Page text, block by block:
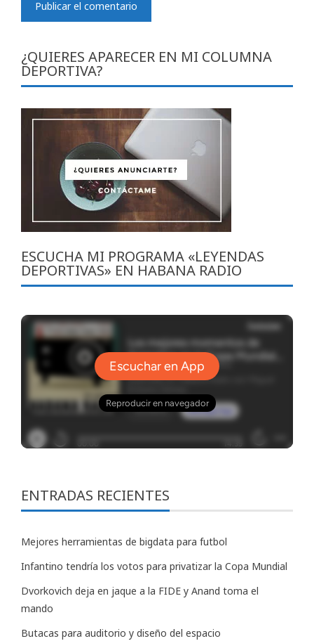
¿QUIERES APARECER EN MI COLUMNA
DEPORTIVA?
ESCUCHA MI PROGRAMA «LEYENDAS
DEPORTIVAS» EN HABANA RADIO
ENTRADAS RECIENTES
Mejores herramientas de bigdata para futbol
Infantino tendría los votos para privatizar la Copa Mundial
Dvorkovich deja en jaque a la FIDE y Anand toma el
mando
Butacas para auditorio y diseño del espacio